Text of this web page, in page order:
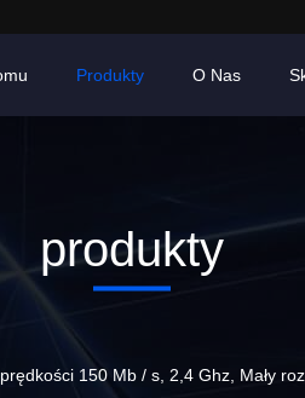
Produkty O Nas
produkty
150 Mb / s, 2,4 Ghz, Mały